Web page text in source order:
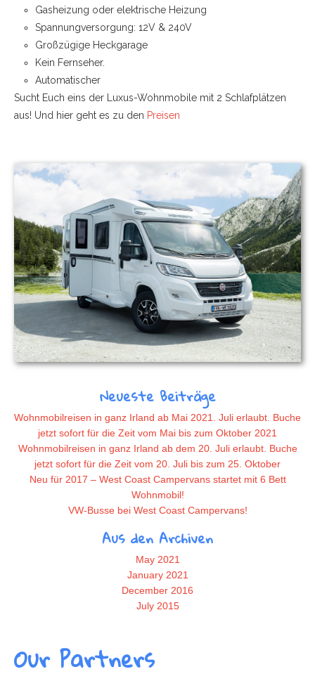
Gasheizung oder elektrische Heizung
Spannungversorgung: 12V & 240V
Großzügige Heckgarage
Kein Fernseher.
Automatischer
Sucht Euch eins der Luxus-Wohnmobile mit 2 Schlafplätzen
aus! Und hier geht es zu den Preisen
Neueste Beiträge
Wohnmobilreisen in ganz Irland ab Mai 2021. Juli erlaubt. Buche
jetzt sofort für die Zeit vom Mai bis zum Oktober 2021
Wohnmobilreisen in ganz Irland ab dem 20. Juli erlaubt. Buche
jetzt sofort für die Zeit vom 20. Juli bis zum 25. Oktober
Neu für 2017 – West Coast Campervans startet mit 6 Bett
Wohnmobil!
VW-Busse bei West Coast Campervans!
Aus den Archiven
May 2021
January 2021
December 2016
July 2015
Our Partners